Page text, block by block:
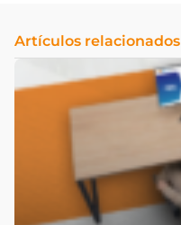
Artículos relacionados